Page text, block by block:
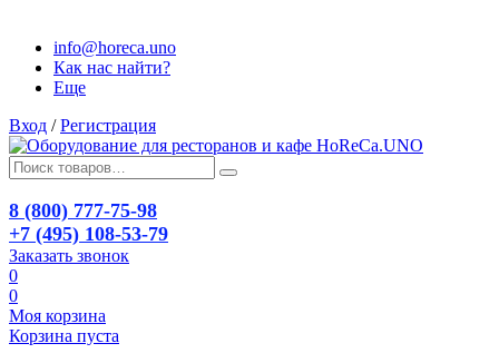
info@horeca.uno
Как нас найти?
Еще
Вход / Регистрация
8 (800) 777-75-98
+7 (495) 108-53-79
Заказать звонок
0
0
Моя корзина
Корзина пуста